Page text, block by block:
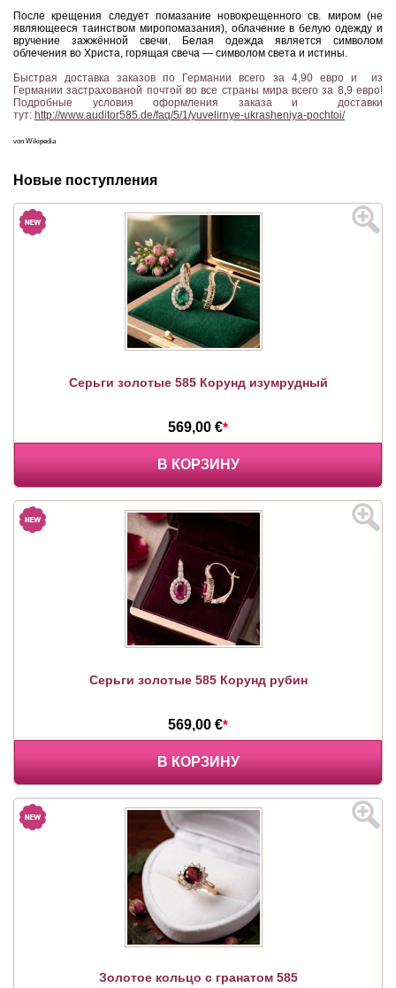
После крещения следует помазание новокрещенного св. миром (не
являющееся таинством миропомазания), облачение в белую одежду и
вручение зажжённой свечи. Белая одежда является символом
облечения во Христа, горящая свеча — символом света и истины.
Быстрая доставка заказов по Германии всего за 4,90 евро и из
Германии застрахованой почтой во все страны мира всего за 8,9 евро!
Подробные условия оформления заказа и доставки
тут: http://www.auditor585.de/faq/5/1/yuvelirnye-ukrasheniya-pochtoi/
von Wikipedia
Новые поступления
Серьги золотые 585 Корунд изумрудный
569,00 €*
В КОРЗИНУ
Серьги золотые 585 Корунд рубин
569,00 €*
В КОРЗИНУ
Золотое кольцо с гранатом 585